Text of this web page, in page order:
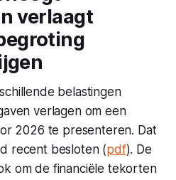
verlaagt
belastingen
verlagen om een
2026 te presenteren. Dat
recent besloten (pdf). De
om de financiële tekorten